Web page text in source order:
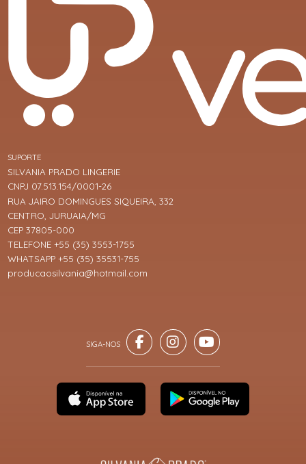
SUPORTE
SILVANIA PRADO LINGERIE
CNPJ 07.513.154/0001-26
RUA JAIRO DOMINGUES SIQUEIRA, 332
CENTRO, JURUAIA/MG
CEP 37805-000
TELEFONE +55 (35) 3553-1755
WHATSAPP +55 (35) 35531-755
producaosilvania@hotmail.com